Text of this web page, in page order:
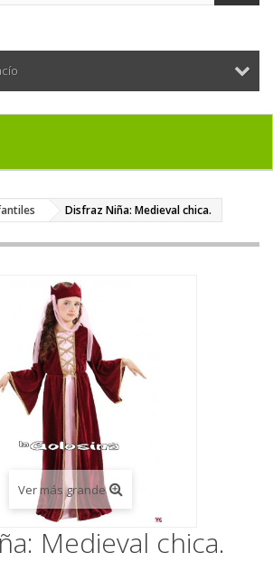
Disfraz Niña: Medieval chica.
Ver más grande
Medieval chica.